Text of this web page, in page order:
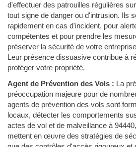
d'effectuer des patrouilles régulières
tout signe de danger ou d'intrusion. Ils
rapidement en cas d'incident, pour
compétentes et pour prendre les
préserver la sécurité de votre
Leur présence dissuasive contribue à
protéger votre propriété.
Agent de Prévention des Vols : La
préoccupation majeure pour de
agents de prévention des vols sont
locaux, détecter les comportements
actes de vol et de malveillance à
mettent en œuvre des stratégies de